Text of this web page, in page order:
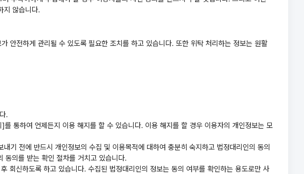
지 않습니다.
안전하게 관리될 수 있도록 필요한 조치를 하고 있습니다. 또한 위탁 처리하는 정보는 원활
.
통하여 언제든지 이용 해지를 할 수 있습니다. 이용 해지를 할 경우 이용자의 개인정보는 모
기 전에 반드시 개인정보의 수집 및 이용목적에 대하여 충분히 숙지하고 법정대리인의 동의
동의를 받는 확인 절차를 거치고 있습니다.
회신하도록 하고 있습니다. 수집된 법정대리인의 정보는 동의 여부를 확인하는 용도로만 사